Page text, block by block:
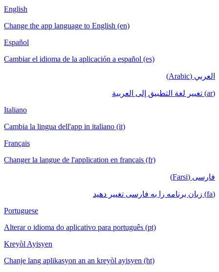
English
Change the app language to English (en)
Español
Cambiar el idioma de la aplicación a español (es)
العربي (Arabic)
(ar) تغيير لغة التطبيق إلى العربية
Italiano
Cambia la lingua dell'app in italiano (it)
Français
Changer la langue de l'application en français (fr)
فارسی (Farsi)
(fa) زبان برنامه را به فارسی تغییر دهید
Portuguese
Alterar o idioma do aplicativo para português (pt)
Kreyòl Ayisyen
Chanje lang aplikasyon an an kreyòl ayisyen (ht)